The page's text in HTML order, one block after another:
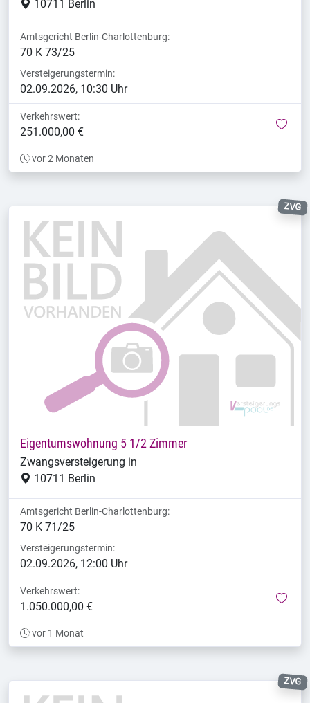
10711 Berlin
Amtsgericht Berlin-Charlottenburg:
70 K 73/25
Versteigerungstermin:
02.09.2026, 10:30 Uhr
Verkehrswert:
251.000,00 €
vor 2 Monaten
ZVG
Eigentumswohnung 5 1/2 Zimmer
Zwangsversteigerung in
10711 Berlin
Amtsgericht Berlin-Charlottenburg:
70 K 71/25
Versteigerungstermin:
02.09.2026, 12:00 Uhr
Verkehrswert:
1.050.000,00 €
vor 1 Monat
ZVG